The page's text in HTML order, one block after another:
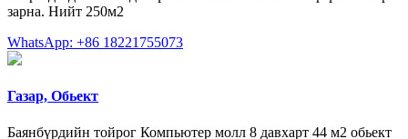
зарна. Нийт 250м2
WhatsApp: +86 18221755073
Газар, Обьект
Баянбүрдийн тойрог Компьютер молл 8 давхарт 44 м2 обьект